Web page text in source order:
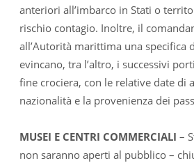
anteriori all’imbarco in Stati o
rischio contagio. Inoltre, il
all’Autorità marittima una specifica
evincano, tra l’altro, i successivi
fine crociera, con le relative date di
nazionalità e la provenienza dei
MUSEI E CENTRI COMMERCIALI –
non saranno aperti al pubblico –